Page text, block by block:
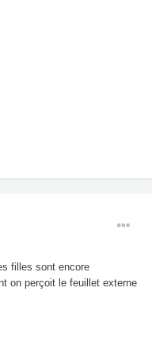
filles sont encore
on perçoit le feuillet externe